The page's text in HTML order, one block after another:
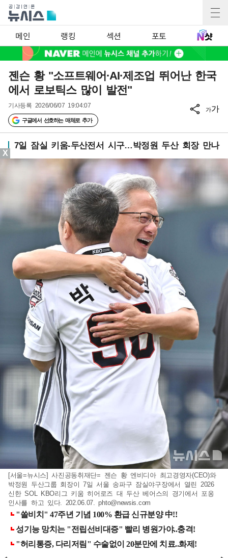
메인 랭킹 섹션 포토
젠슨 황 "소프트웨어·AI·제조업 뛰어난 한국
에서 로보틱스 많이 발전"
기사등록 2026/06/07 19:04:07
구글에서 선호하는 매체로 추가
가가
7일 잠실 키움-두산전서 시구…박정원 두산 회장 만나
[서울=뉴시스] 사진공동취재단= 젠슨 황 엔비디아 최고경영자(CEO)와
박정원 두산그룹 회장이 7일 서울 송파구 잠실야구장에서 열린 2026
신한 SOL KBO리그 키움 히어로즈 대 두산 베어스의 경기에서 포옹
인사를 하고 있다. 202.06.07.phto@newsis.com
X